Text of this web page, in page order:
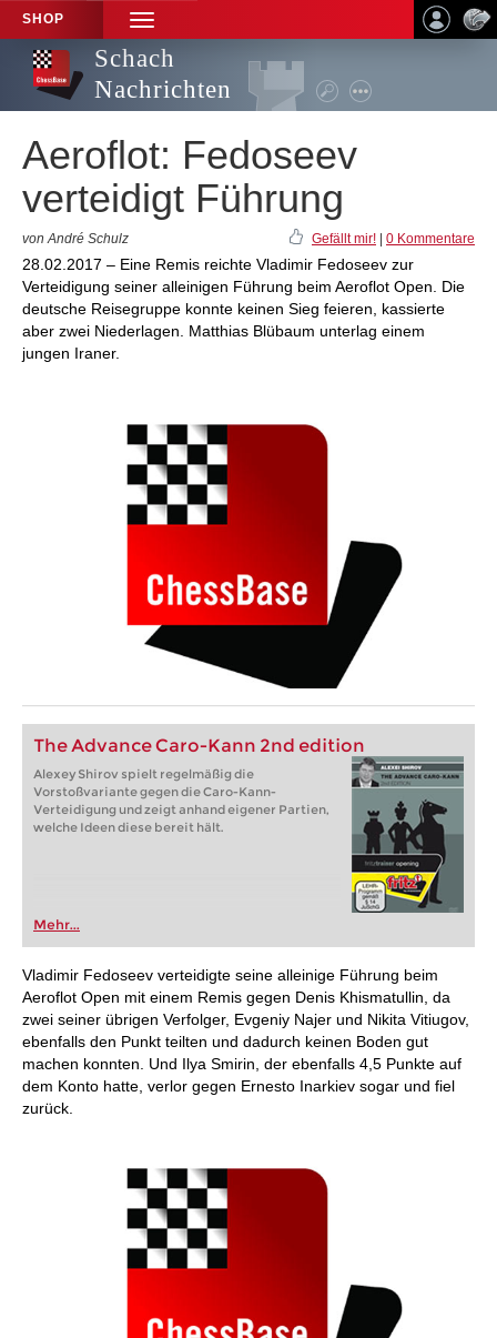
SHOP
TOGGLE
NAVIGATION
Schach
Nachrichten
Aeroflot: Fedoseev
verteidigt Führung
von André Schulz Gefällt mir! 0 Kommentare
28.02.2017 – Eine Remis reichte Vladimir Fedoseev zur
Verteidigung seiner alleinigen Führung beim Aeroflot Open. Die
deutsche Reisegruppe konnte keinen Sieg feieren, kassierte
aber zwei Niederlagen. Matthias Blübaum unterlag einem
jungen Iraner.
The Advance Caro-Kann 2nd edition
Alexey Shirov spielt regelmäßig die
Vorstoßvariante gegen die Caro-Kann-
Verteidigung und zeigt anhand eigener Partien,
welche Ideen diese bereit hält.
Mehr...
Vladimir Fedoseev verteidigte seine alleinige Führung beim
Aeroflot Open mit einem Remis gegen Denis Khismatullin, da
zwei seiner übrigen Verfolger, Evgeniy Najer und Nikita Vitiugov,
ebenfalls den Punkt teilten und dadurch keinen Boden gut
machen konnten. Und Ilya Smirin, der ebenfalls 4,5 Punkte auf
dem Konto hatte, verlor gegen Ernesto Inarkiev sogar und fiel
zurück.